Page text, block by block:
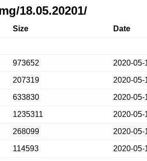
18.05.20201/
Size Date
973652 2020-05-
207319 2020-05-
633830 2020-05-
1235311 2020-05-
268099 2020-05-
114593 2020-05-